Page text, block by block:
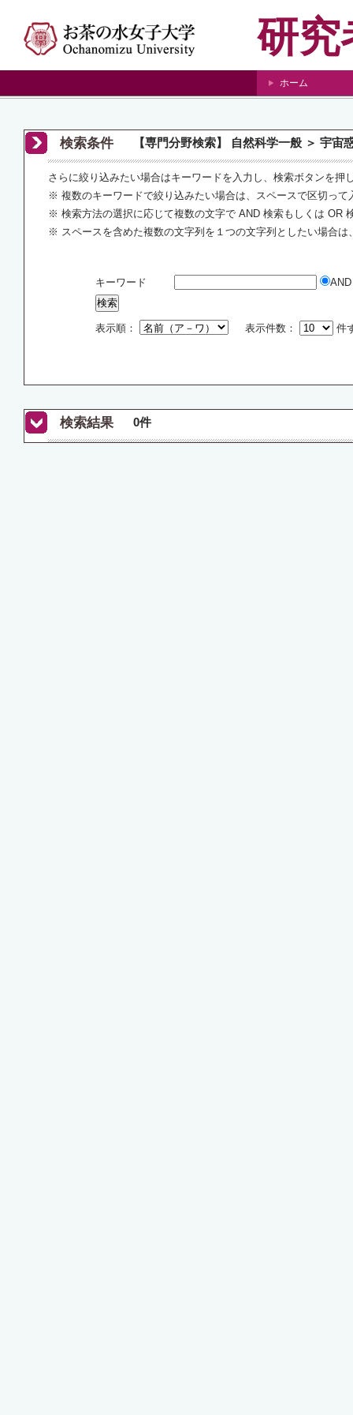
研究
ホーム
検索条件 【専門分野検索】 自然科学一般 ＞ 宇宙
さらに絞り込みたい場合はキーワードを入力し、検索ボタンを
※ 複数のキーワードで絞り込みたい場合は、スペースで区切って
※ 検索方法の選択に応じて複数の文字で AND 検索もしくは OR
※ スペースを含めた複数の文字列を１つの文字列としたい場合
キーワード
表示順： 表示件数： 件
検索結果 0件